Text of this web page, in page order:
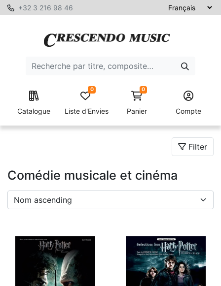
+32 3 216 98 46
Catalogue Liste d'Envies
0 0
Panier Compte
Filter
Comédie musicale et cinéma